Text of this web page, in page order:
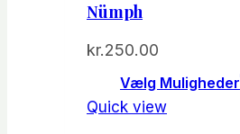
Nümph
kr.250.00
Vælg Muligheder
Quick view